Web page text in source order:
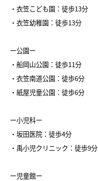
・衣笠こども園：徒歩13分
・衣笠幼稚園：徒歩13分
ー公園ー
・船岡山公園：徒歩11分
・衣笠南道公園：徒歩6分
・紙屋児童公園：徒歩6分
ー小児科ー
・坂田医院：徒歩4分
・禹小児クリニック：徒歩9分
ー児童館ー